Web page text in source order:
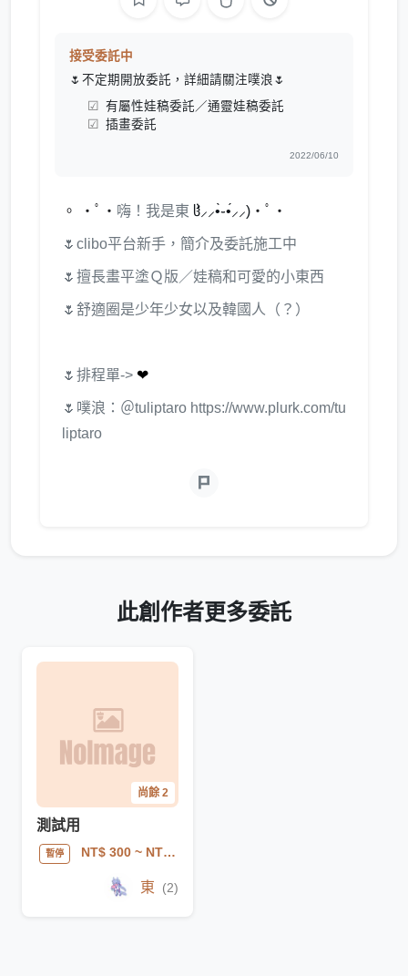
接受委託中
🌷不定期開放委託，詳細請關注噗浪🌷
有屬性娃稿委託／通靈娃稿委託
插畫委託
2022/06/10
。 ・ﾟ・ 嗨！我是東 ჱ̒⸝⸝•̀֊•́⸝⸝) ・ﾟ・
🌷clibo平台新手，簡介及委託施工中
🌷擅長畫平塗Ｑ版／娃稿和可愛的小東西
🌷舒適圈是少年少女以及韓國人（？）
🌷排程單-> ❤
🌷噗浪：＠tuliptaro https://www.plurk.com/tu
liptaro
此創作者更多委託
尚餘 2
測試用
暫停 NT$ 300~ NT$ 400
東 (2)